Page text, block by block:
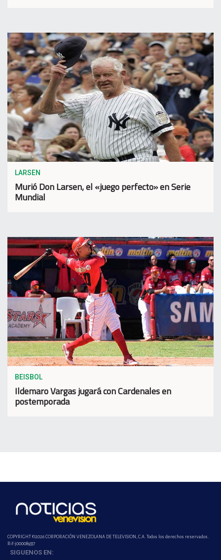
LARSEN
Murió Don Larsen, el «juego perfecto» en Serie
Mundial
BEISBOL
Ildemaro Vargas jugará con Cardenales en
postemporada
COPYRIGHT ©2026 CORPORACIÓN VENEZOLANA DE TELEVISION, C.A. Todos los derechos reservados.
Rif-j000089337
SIGUENOS EN: